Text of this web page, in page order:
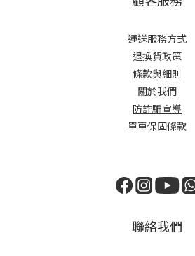
運送服務方式
退換貨政策
條款與細則
關於我們
防詐騙宣導
單車保固條款
聯絡我們